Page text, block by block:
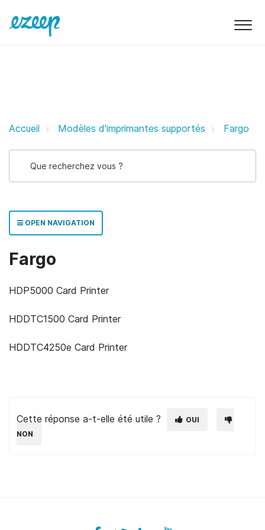
Fargo ezeep Support Support
Accueil Modèles d'imprimantes supportés Fargo
OPEN NAVIGATION
Fargo
HDP5000 Card Printer
HDDTC1500 Card Printer
HDDTC4250e Card Printer
Cette réponse a-t-elle été utile ?
OUI
NON